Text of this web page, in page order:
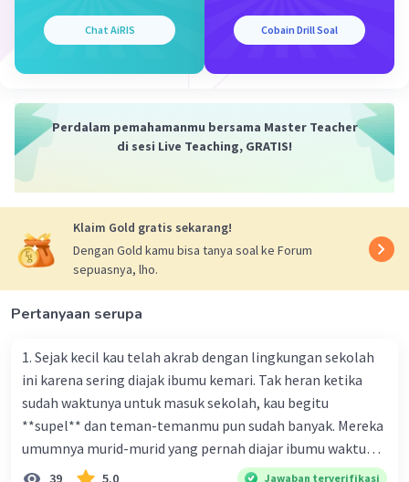
Beri Rating (1 Balas
Chat AiRIS Cobain Drill Soal
Perdalam pemahamanmu bersama Master Teacher
di sesi Live Teaching, GRATIS!
Klaim Gold gratis sekarang!
Dengan Gold kamu bisa tanya soal ke Forum
sepuasnya, lho.
Pertanyaan serupa
1. Sejak kecil kau telah akrab dengan lingkungan sekolah
ini karena sering diajak ibumu kemari. Tak heran ketika
sudah waktunya untuk masuk sekolah, kau begitu
**supel** dan teman-temanmu pun sudah banyak. Mereka
umumnya murid-murid yang pernah diajar ibumu waktu
kelas satu. Sedangkan aku? Aku waktu itu baru saja pindah
39 5.0 Jawaban terverifikasi